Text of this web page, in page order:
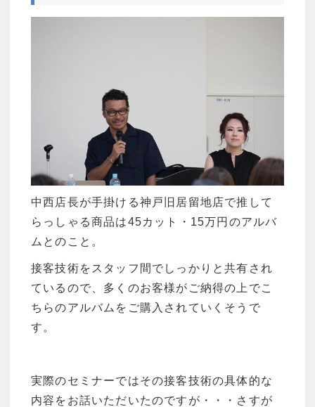
中西店長が手掛ける神戸旧居留地店で推して
らっしゃる商品は45カット・15万円のアルバ
ムとのこと。
接客技術をスタッフ間でしっかりと共有され
ているので、多くのお客様がご納得の上でこ
ちらのアルバムをご購入されていくそうで
す。
実際のセミナーではその接客技術の具体的な
内容をお話いただいたのですが・・・さすが